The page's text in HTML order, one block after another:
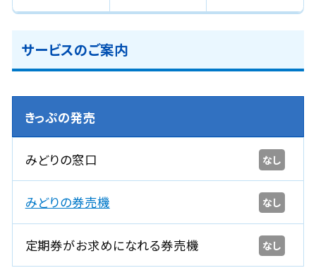
サービスのご案内
きっぷの発売
みどりの窓口 なし
みどりの券売機 なし
定期券がお求めになれる券売機 なし